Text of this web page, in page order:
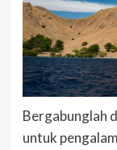
Bergabunglah
untuk